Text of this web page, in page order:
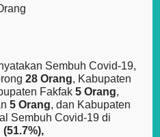
Sembuh Covid-19,
28 Orang, Kabupaten
Fakfak5 Orang,
5 Orang, dan Kabupaten
Sembuh Covid-19 di